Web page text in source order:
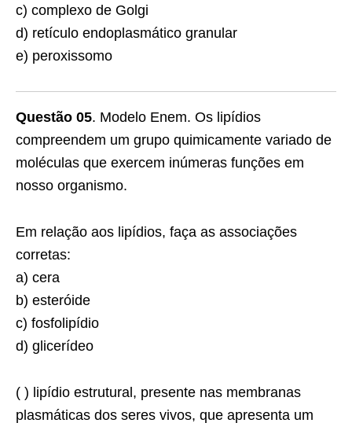
c) complexo de Golgi
d) retículo endoplasmático granular
e) peroxissomo
Questão 05. Modelo Enem. Os lipídios
compreendem um grupo quimicamente variado de
moléculas que exercem inúmeras funções em
nosso organismo.
Em relação aos lipídios, faça as associações
corretas:
a) cera
b) esteróide
c) fosfolipídio
d) glicerídeo
( ) lipídio estrutural, presente nas membranas
plasmáticas dos seres vivos, que apresenta um